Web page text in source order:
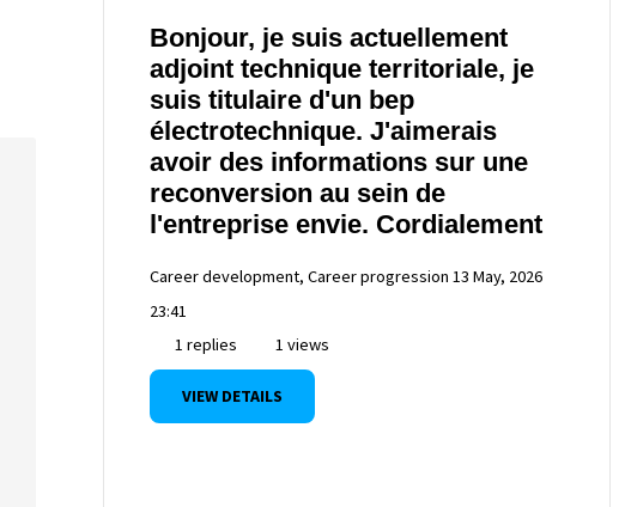
Bonjour, je suis actuellement
adjoint technique territoriale, je
suis titulaire d'un bep
électrotechnique. J'aimerais
avoir des informations sur une
reconversion au sein de
l'entreprise envie. Cordialement
Career development, Career progression 13 May, 2026
23:41
1 replies
1 views
VIEW DETAILS